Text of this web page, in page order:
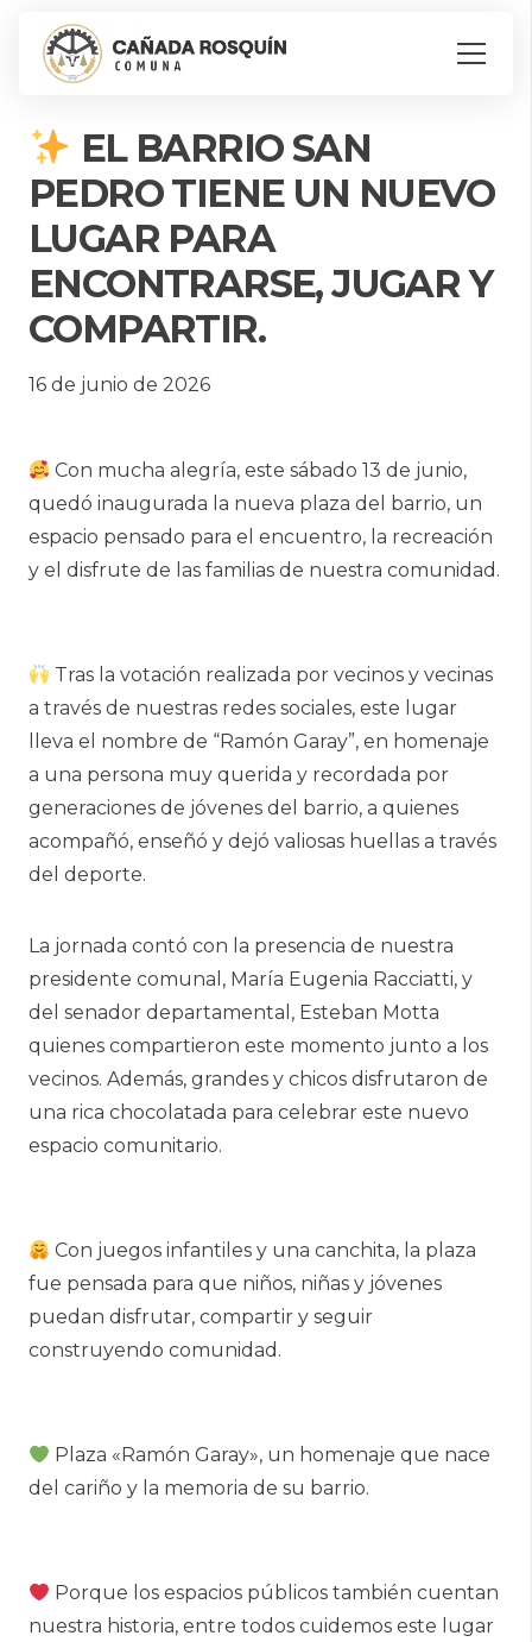
EL BARRIO SAN
PEDRO TIENE UN NUEVO
LUGAR PARA
ENCONTRARSE, JUGAR Y
COMPARTIR.
16 de junio de 2026
Con mucha alegría, este sábado 13 de junio,
quedó inaugurada la nueva plaza del barrio, un
espacio pensado para el encuentro, la recreación
y el disfrute de las familias de nuestra comunidad.
Tras la votación realizada por vecinos y vecinas
a través de nuestras redes sociales, este lugar
lleva el nombre de “Ramón Garay”, en homenaje
a una persona muy querida y recordada por
generaciones de jóvenes del barrio, a quienes
acompañó, enseñó y dejó valiosas huellas a través
del deporte.
La jornada contó con la presencia de nuestra
presidente comunal, María Eugenia Racciatti, y
del senador departamental, Esteban Motta
quienes compartieron este momento junto a los
vecinos. Además, grandes y chicos disfrutaron de
una rica chocolatada para celebrar este nuevo
espacio comunitario.
Con juegos infantiles y una canchita, la plaza
fue pensada para que niños, niñas y jóvenes
puedan disfrutar, compartir y seguir
construyendo comunidad.
Plaza «Ramón Garay», un homenaje que nace
del cariño y la memoria de su barrio.
Porque los espacios públicos también cuentan
nuestra historia, entre todos cuidemos este lugar